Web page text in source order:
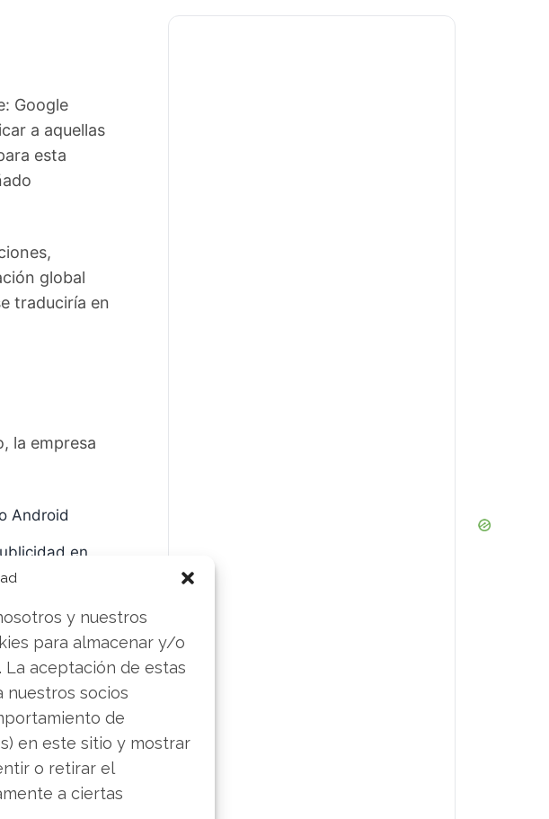
y nuestros
para almacenar y/o
aceptación de estas
nuestros socios
de
en este sitio y mostrar
o retirar el
a ciertas
Google
a aquellas
esta
global
traduciría en
la empresa
Android
en
del
A finales
Contraste Entre Resultados y